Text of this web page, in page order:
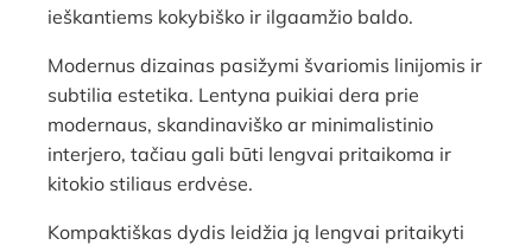
ieškantiems kokybiško ir ilgaamžio baldo.
Modernus dizainas pasižymi švariomis linijomis ir
subtilia estetika. Lentyna puikiai dera prie
modernaus, skandinaviško ar minimalistinio
interjero, tačiau gali būti lengvai pritaikoma ir
kitokio stiliaus erdvėse.
Kompaktiškas dydis leidžia ją lengvai pritaikyti